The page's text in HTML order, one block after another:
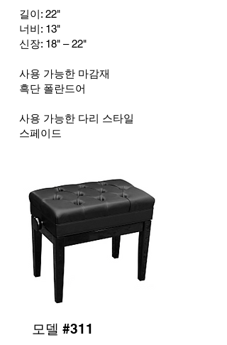
길이: 22"
너비: 13"
신장: 18" – 22"
사용 가능한 마감재
흑단 폴란드어
사용 가능한 다리 스타일
스페이드
모델 #311